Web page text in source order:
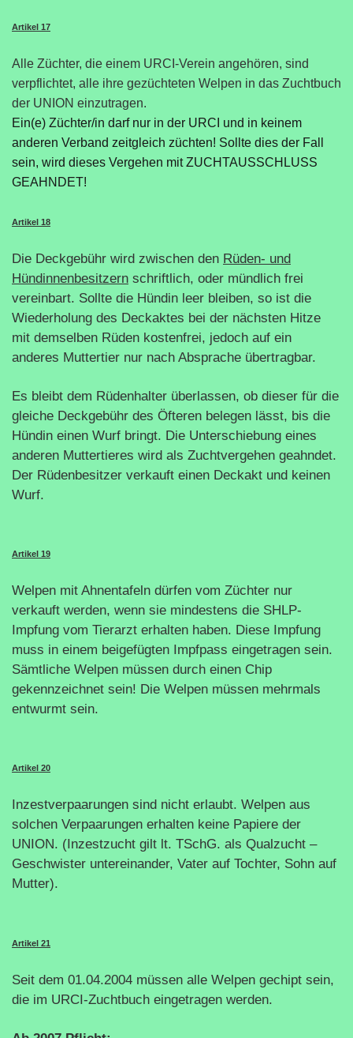
Artikel 17
Alle Züchter, die einem URCI-Verein angehören, sind
verpflichtet, alle ihre gezüchteten Welpen in das Zuchtbuch
der UNION einzutragen.
Ein(e) Züchter/in darf nur in der URCI und in keinem
anderen Verband zeitgleich züchten! Sollte dies der Fall
sein, wird dieses Vergehen mit ZUCHTAUSSCHLUSS
GEAHNDET!
Artikel 18
Die Deckgebühr wird zwischen den Rüden- und
Hündinnenbesitzern schriftlich, oder mündlich frei
vereinbart. Sollte die Hündin leer bleiben, so ist die
Wiederholung des Deckaktes bei der nächsten Hitze
mit demselben Rüden kostenfrei, jedoch auf ein
anderes Muttertier nur nach Absprache übertragbar.
Es bleibt dem Rüdenhalter überlassen, ob dieser für die
gleiche Deckgebühr des Öfteren belegen lässt, bis die
Hündin einen Wurf bringt. Die Unterschiebung eines
anderen Muttertieres wird als Zuchtvergehen geahndet.
Der Rüdenbesitzer verkauft einen Deckakt und keinen
Wurf.
Artikel 19
Welpen mit Ahnentafeln dürfen vom Züchter nur
verkauft werden, wenn sie mindestens die SHLP-
Impfung vom Tierarzt erhalten haben. Diese Impfung
muss in einem beigefügten Impfpass eingetragen sein.
Sämtliche Welpen müssen durch einen Chip
gekennzeichnet sein! Die Welpen müssen mehrmals
entwurmt sein.
Artikel 20
Inzestverpaarungen sind nicht erlaubt. Welpen aus
solchen Verpaarungen erhalten keine Papiere der
UNION. (Inzestzucht gilt lt. TSchG. als Qualzucht –
Geschwister untereinander, Vater auf Tochter, Sohn auf
Mutter).
Artikel 21
Seit dem 01.04.2004 müssen alle Welpen gechipt sein,
die im URCI-Zuchtbuch eingetragen werden.